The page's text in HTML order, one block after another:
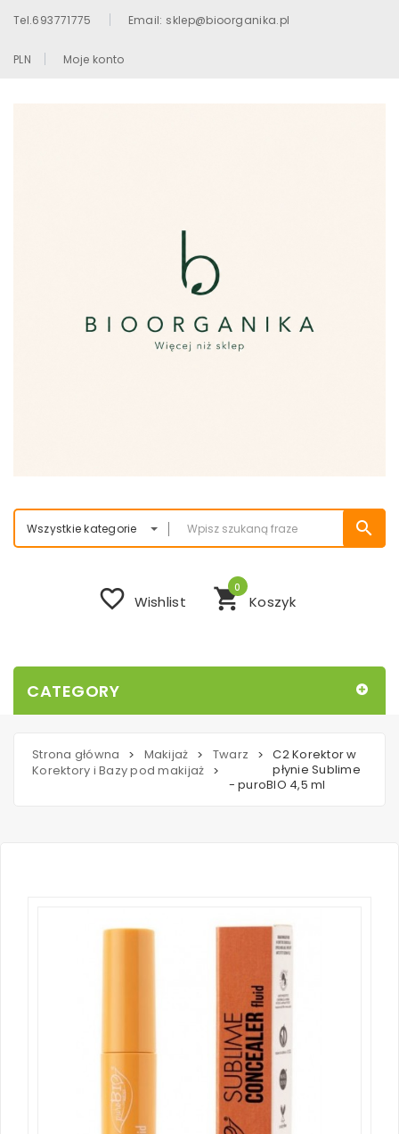
Tel.693771775 Email: sklep@bioorganika.pl
PLN Moje konto
Wszystkie kategorie search
shopping_cart Koszyk
0
favorite_border Wishlist
CATEGORY
Strona główna > Makijaż > Twarz
>
Korektory i Bazy pod makijaż >
C2 Korektor w
płynie Sublime
- puroBIO 4,5 ml